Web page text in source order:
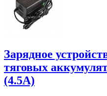
Зарядное
тяговых
(4.5A)